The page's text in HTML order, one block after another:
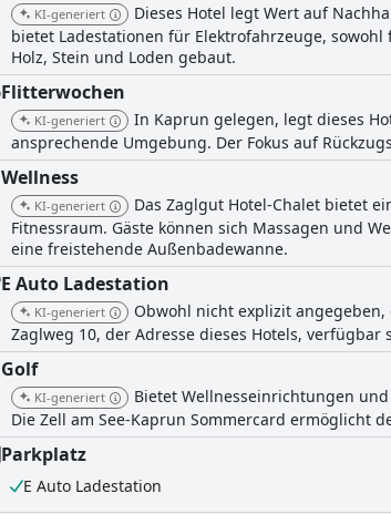
KI-generiert
Dieses Hotel legt Wert auf
bietet Ladestationen für Elektrofahrzeuge,
Holz, Stein und Loden gebaut.
Flitterwochen
KI-generiert
In Kaprun gelegen, legt dieses
ansprechende Umgebung. Der Fokus auf
Wellness
KI-generiert
Das Zaglgut Hotel-Chalet bietet
Fitnessraum. Gäste können sich Massagen und
eine freistehende Außenbadewanne.
E Auto Ladestation
KI-generiert
Obwohl nicht explizit
Zaglweg 10, der Adresse dieses Hotels,
Golf
KI-generiert
Bietet Wellnesseinrichtungen
Die Zell am See-Kaprun Sommercard ermöglicht
Parkplatz
E Auto Ladestation